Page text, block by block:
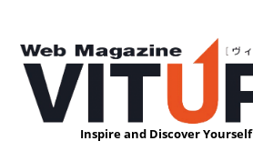
Inspire and Discover Yourself